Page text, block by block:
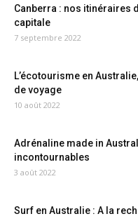
Canberra : nos itinéraires
capitale
7 septembre 2022
L’écotourisme en
de voyage
10 août 2022
Adrénaline made in
incontournables
3 août 2022
Surf en Australie : A la